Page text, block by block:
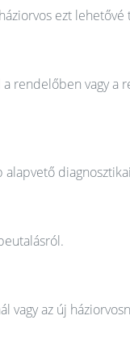
ezt lehetővé
a rendelőben vagy a
vagy az új